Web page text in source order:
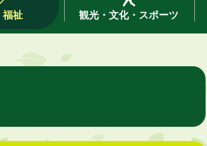
福祉 観光・文化・スポーツ